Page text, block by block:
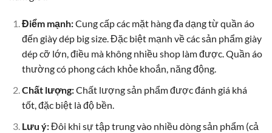
Điểm mạnh:Cung cấp các mặt hàng đa dạng từ quần áo
đến giày dép big size. Đặc biệt mạnh về các sản phẩm giày
dép cỡ lớn, điều mà không nhiều shop làm được. Quần áo
thường có phong cách khỏe khoắn, năng động.
Chất lượng:Chất lượng sản phẩm được đánh giá khá
tốt, đặc biệt là độ bền.
Lưu ý:Đôi khi sự tập trung vào nhiều dòng sản phẩm (cả